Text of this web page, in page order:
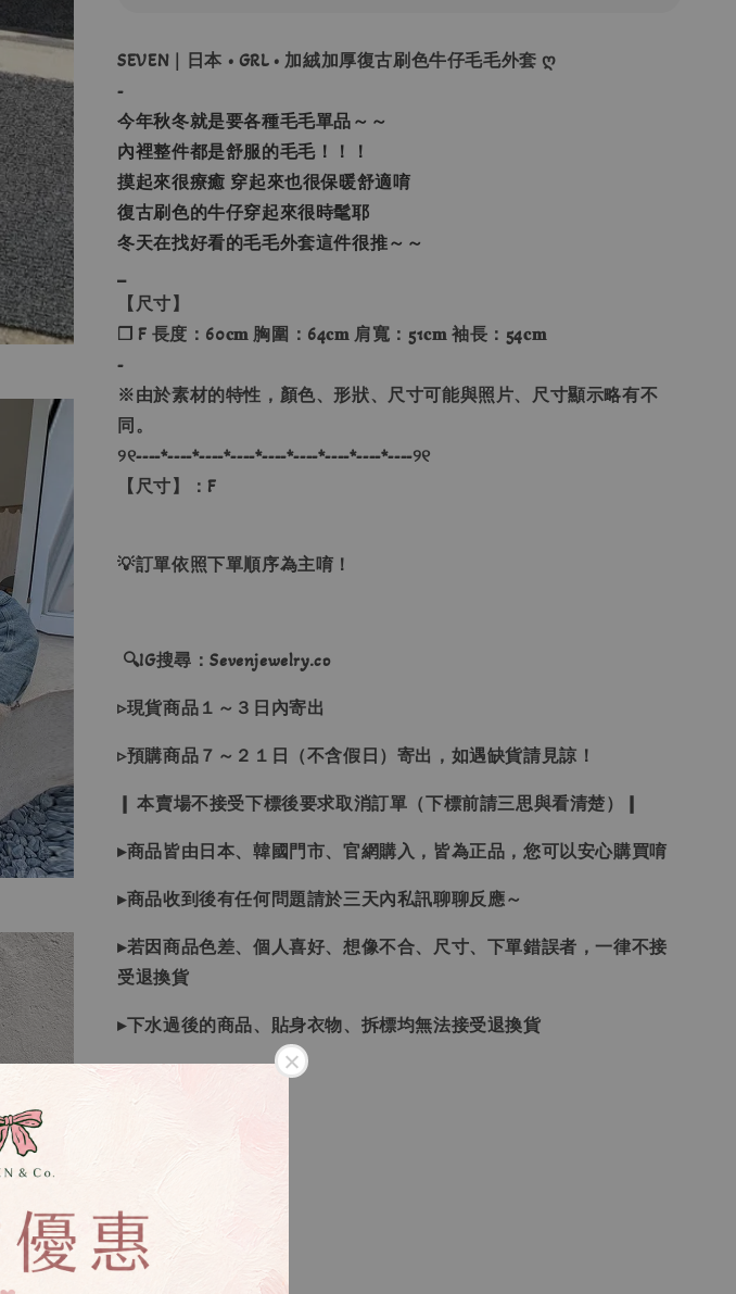
SEVEN｜日本 • GRL • 加絨加厚復古刷色牛仔毛毛外套 ღ
-
今年秋冬就是要各種毛毛單品～～
內裡整件都是舒服的毛毛！！！
摸起來很療癒 穿起來也很保暖舒適唷
復古刷色的牛仔穿起來很時髦耶
冬天在找好看的毛毛外套這件很推～～
【尺寸】
❐ F 長度：60𝐜𝐦 胸圍：64𝐜𝐦 肩寬：51𝐜𝐦 袖長：54𝐜𝐦
-
※由於素材的特性，顏色、形狀、尺寸可能與照片、尺寸顯示略有不
同。
୨୧----*----*----*----*----*----*----*----*----୨୧
【尺寸】：F
💡訂單依照下單順序為主唷！
🔍IG搜尋：Sevenjewelry.co
▹現貨商品１～３日內寄出
▹預購商品７～２１日（不含假日）寄出，如遇缺貨請見諒！
❙ 本賣場不接受下標後要求取消訂單（下標前請三思與看清楚）❙
▸商品皆由日本、韓國門市、官網購入，皆為正品，您可以安心購買唷
▸商品收到後有任何問題請於三天內私訊聊聊反應～
▸若因商品色差、個人喜好、想像不合、尺寸、下單錯誤者，一律不接
受退換貨
▸下水過後的商品、貼身衣物、拆標均無法接受退換貨